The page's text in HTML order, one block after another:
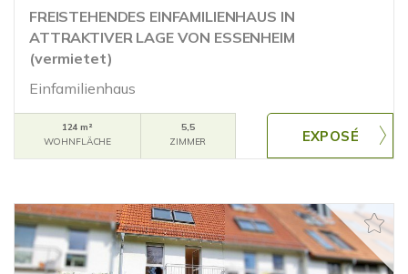
FREISTEHENDES EINFAMILIENHAUS IN
ATTRAKTIVER LAGE VON ESSENHEIM
(vermietet)
Einfamilienhaus
124 m²
WOHNFLÄCHE
5,5
ZIMMER